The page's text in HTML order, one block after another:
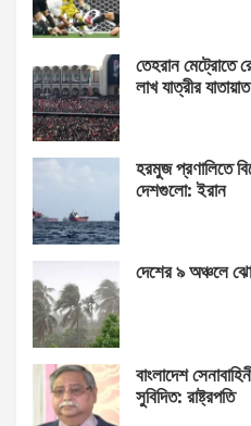
তেহরান মেট্রোতে
লাখ যাত্রীর যাতায়াত
হরমুজ প্রণালিতে
দেশগুলো: ইরান
দেশের ৯ অঞ্চলে
বাংলাদেশ
সুবিদিত: রাষ্ট্রপতি